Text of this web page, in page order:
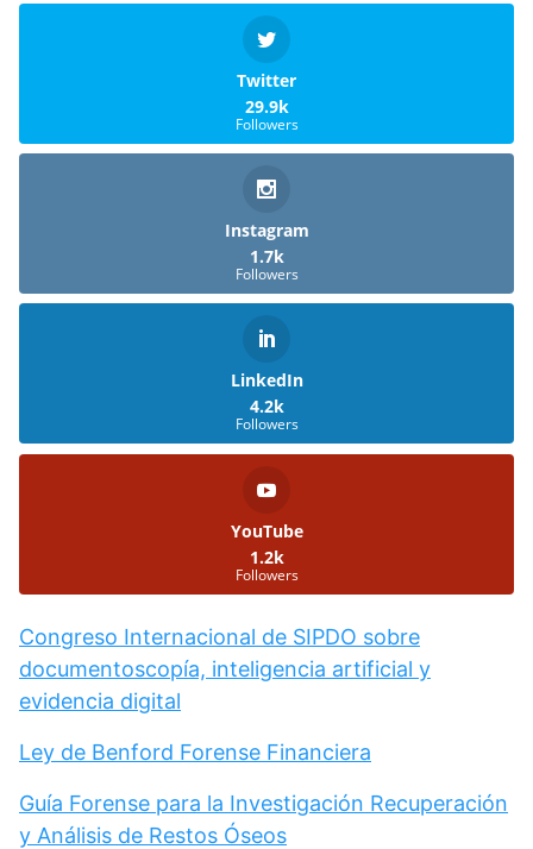
Twitter
29.9k
Followers
Instagram
1.7k
Followers
LinkedIn
4.2k
Followers
YouTube
1.2k
Followers
Congreso Internacional de SIPDO sobre
documentoscopía, inteligencia artificial y
evidencia digital
Ley de Benford Forense Financiera
Guía Forense para la Investigación Recuperación
y Análisis de Restos Óseos